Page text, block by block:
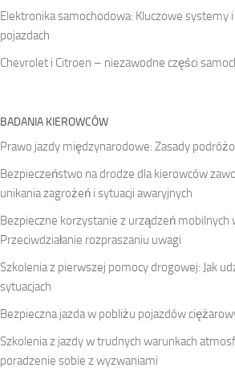
Elektronika samochodowa: Kluczowe systemy
pojazdach
Chevrolet i Citroen – niezawodne części
BADANIA KIEROWCÓW
Prawo jazdy międzynarodowe: Zasady
Bezpieczeństwo na drodze dla kierowców
unikania zagrożeń i sytuacji awaryjnych
Bezpieczne korzystanie z urządzeń mobilnych
Przeciwdziałanie rozpraszaniu uwagi
Szkolenia z pierwszej pomocy drogowej: Jak
sytuacjach
Bezpieczna jazda w pobliżu pojazdów
Szkolenia z jazdy w trudnych warunkach
poradzenie sobie z wyzwaniami